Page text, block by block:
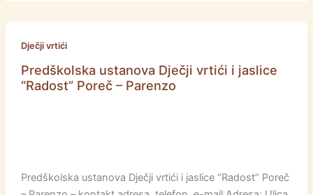
Dječji vrtići
Predškolska ustanova Dječji vrtići i jaslice
“Radost” Poreč – Parenzo
Predškolska ustanova Dječji vrtići i jaslice “Radost” Poreč